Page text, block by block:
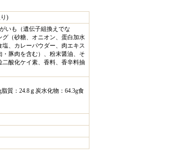
)
いも（遺伝子組換えでな
（砂糖、オニオン、蛋白加水
、カレーパウダー、肉エキス
豚肉を含む）、粉末醤油、そ
酸化ケイ素、香料、香辛料抽
質：24.8ｇ炭水化物：64.3g食